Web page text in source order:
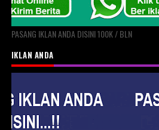
PASANG IKLAN ANDA DISINI 100K / BLN
IKLAN ANDA